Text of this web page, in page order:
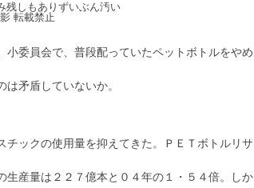
残しもありずいぶん汚い
転載禁止
委員会で、普段配っていたペットボトルをやめ
矛盾していないか。
ックの使用量を抑えてきた。ＰＥＴボトルリサ
産量は２２７億本と０４年の１・５４倍。しか